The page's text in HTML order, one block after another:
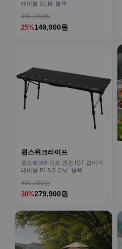
테이블 S1 M, 블랙
200,000원
25%149,900원
원스위크라이프
원스위크라이프 캠핑 IGT 접이식
테이블 P1 5.0 유닛, 블랙
400,000원
30%279,900원